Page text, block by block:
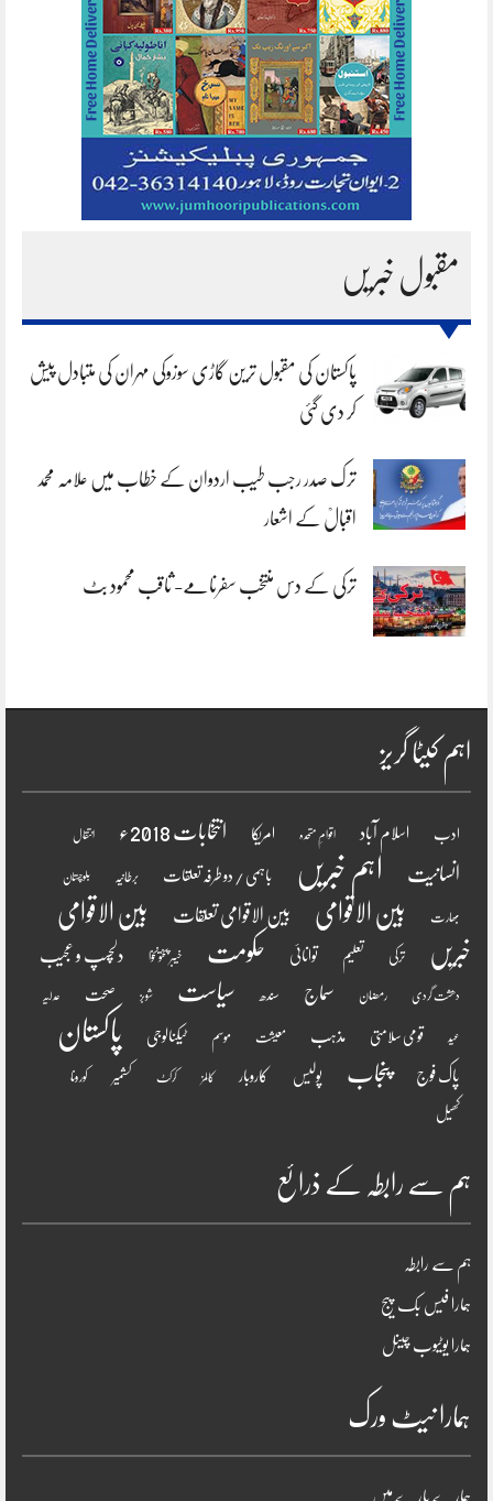
مقبول خبریں
پاکستان کی مقبول ترین گاڑی سوزوکی مہران کی متبادل پیش
کر دی گئی
ترک صدر رجب طیب اردوان کے خطاب میں علامہ محمد
اقبالؒ کے اشعار
ترکی کے دس منتخب سفرنامے- ثاقب محمود بٹ
اہم کیٹا گریز
ادب اسلام آباد اقوامِ متحدہ امریکا انتخابات 2018ء انتقال
انسانیت اہم خبریں باہمی / دو طرفہ تعلقات برطانیہ بلوچستان
بھارت بین الاقوامی بین الاقوامی تعلقات
بین الاقوامی
خبریں
ترکی تعلیم توانائی حکومت خیبر پختونخوا دلچسپ و عجیب
دھشت گردی رمضان سماج سندھ سیاست شوبز صحت عدلیہ
عید قومی سلامتی مذہب معیشت موسم ٹیکنالوجی پاکستان
پاک فوج پنجاب پولیس کاروبار کالمز کرکٹ کشمیر کورونا
کھیل
ہم سے رابطہ کے ذرائع
ہم سے رابطہ
ہمارا فیس بک پیج
ہمارا یوٹیوب چینل
ہمارا نیٹ ورک
ہمارے بارے میں